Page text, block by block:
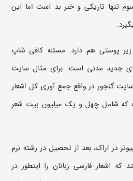
تنها تاریکی و خبر بد است اما این
پوستی هم دارد. مسئله کافی شاپ
جدید مدنی است. برای مثال سایت
گنجور در واقع جمع آوری کل اشعار
که شامل چهل و یک میلیون بیت شعر
در اراک، بعد از تحصیل در رشته نرم
که اشعار فارسی زبانان را اینطور در